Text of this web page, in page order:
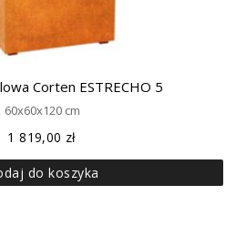
Corten ESTRECHO 5
60x60x120 cm
1 819,00 zł
do koszyka